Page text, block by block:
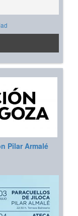
Pilar Armalé